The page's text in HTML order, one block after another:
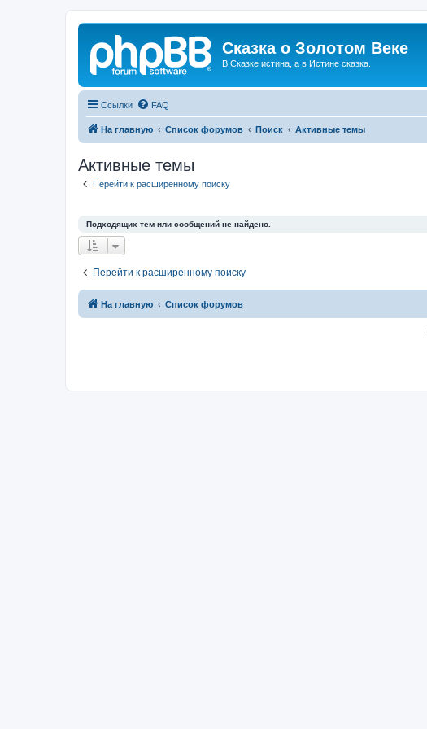
Сказка о Золотом Веке
В Сказке истина, а в Истине сказка.
Ссылки FAQ
На главную Список форумов Поиск Активные темы
Активные темы
Перейти к расширенному поиску
Подходящих тем или сообщений не найдено.
Перейти к расширенному поиску
На главную Список форумов